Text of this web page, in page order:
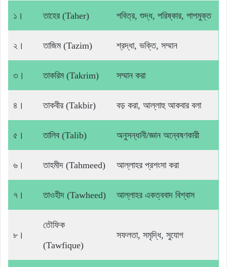
১। তাহের (Taher) পবিত্র, শুদ্ধ, পরিষ্কার, পাপমুক্ত
২। তাজিম (Tazim) শ্রদ্ধা, ভক্তি, সম্মান
৩। তাকরিম (Takrim) সম্মান করা
৪। তাকবীর (Takbir) বড় করা, আল্লাহু আকবার বলা
৫। তালিব (Talib) অনুসন্ধানী/জ্ঞান অন্বেষণকারী
৬। তাহমীদ (Tahmeed) আল্লাহর প্রশংসা করা
৭। তাওহীদ (Tawheed) আল্লাহর একত্ববাদ বিশ্বাস
৮।
তৌফিক
(Tawfique)
সফলতা, সমৃদ্ধি, সুযোগ